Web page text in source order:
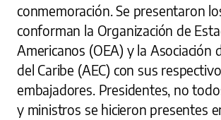
conmemoración. Se presentaron
conforman la Organización de
Americanos (OEA) y la Asociación
del Caribe (AEC) con sus
embajadores. Presidentes, no
y ministros se hicieron presentes